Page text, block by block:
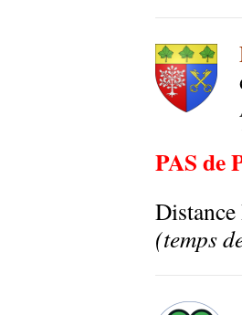
PAS de
(temps